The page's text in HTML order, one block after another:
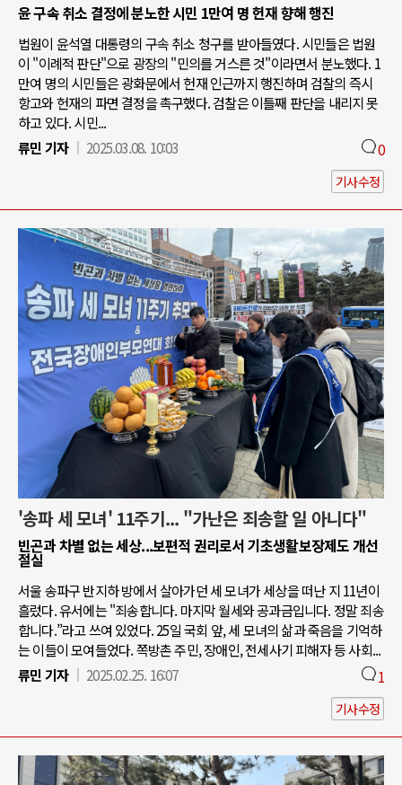
윤 구속 취소 결정에 분노한 시민 1만여 명 헌재 향해 행진
법원이 윤석열 대통령의 구속 취소 청구를 받아들였다. 시민들은 법원
이 "이례적 판단"으로 광장의 "민의를 거스른 것"이라면서 분노했다. 1
만여 명의 시민들은 광화문에서 헌재 인근까지 행진하며 검찰의 즉시
항고와 헌재의 파면 결정을 촉구했다. 검찰은 이틀째 판단을 내리지 못
하고 있다. 시민...
류민 기자
2025.03.08. 10:03 0
기사수정
'송파 세 모녀' 11주기... "가난은 죄송할 일 아니다"
빈곤과 차별 없는 세상...보편적 권리로서 기초생활보장제도 개선
절실
서울 송파구 반지하 방에서 살아가던 세 모녀가 세상을 떠난 지 11년이
흘렀다. 유서에는 "죄송합니다. 마지막 월세와 공과금입니다. 정말 죄송
합니다.”라고 쓰여 있었다. 25일 국회 앞, 세 모녀의 삶과 죽음을 기억하
는 이들이 모여들었다. 쪽방촌 주민, 장애인, 전세사기 피해자 등 사회...
류민 기자
2025.02.25. 16:07 1
기사수정